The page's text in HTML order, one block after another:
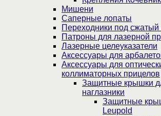
Мишени
Саперные лопаты
Переходники под сжатый
Патроны для лазерной
Лазерные целеуказатели
Аксессуары для
Аксессуары для
коллиматорных прицелов
Защитные крышки
наглазники
Защитные
Leupold